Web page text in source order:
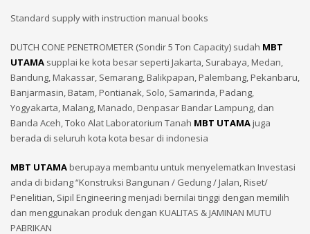
Standard supply with instruction manual books
DUTCH CONE PENETROMETER (Sondir 5 Ton Capacity) sudah MBT
UTAMA supplai ke kota besar seperti Jakarta, Surabaya, Medan,
Bandung, Makassar, Semarang, Balikpapan, Palembang, Pekanbaru,
Banjarmasin, Batam, Pontianak, Solo, Samarinda, Padang,
Yogyakarta, Malang, Manado, Denpasar Bandar Lampung, dan
Banda Aceh, Toko Alat Laboratorium Tanah MBT UTAMAjuga
berada di seluruh kota kota besar di indonesia
MBT UTAMAberupaya membantu untuk menyelematkan Investasi
anda di bidang “Konstruksi Bangunan / Gedung / Jalan, Riset/
Penelitian, Sipil Engineering menjadi bernilai tinggi dengan memilih
dan menggunakan produk dengan KUALITAS & JAMINAN MUTU
PABRIKAN